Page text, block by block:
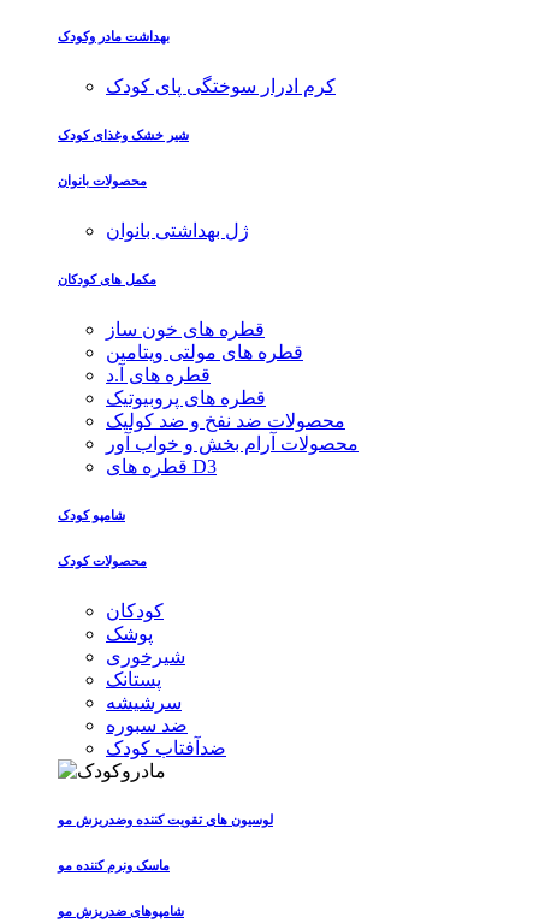
بهداشت مادر وکودک
کرم ادرار سوختگی پای کودک
شیر خشک وغذای کودک
محصولات بانوان
ژل بهداشتی بانوان
مکمل های کودکان
قطره های خون ساز
قطره های مولتی ویتامین
قطره های آ.د
قطره های پروبیوتیک
محصولات ضد نفخ و ضد کولیک
محصولات آرام بخش و خواب آور
قطره های D3
شامپو کودک
محصولات کودک
کودکان
پوشک
شیرخوری
پستانک
سرشیشه
ضد سبوره
ضدآفتاب کودک
لوسیون های تقویت کننده وضدریزش مو
ماسک ونرم کننده مو
شامپوهای ضدریزش مو